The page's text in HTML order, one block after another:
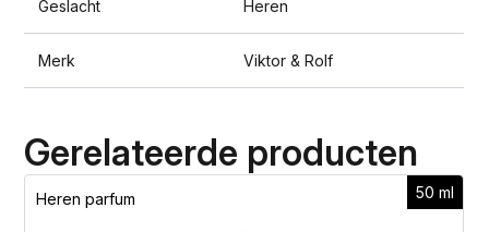
Geslacht Heren
Merk Viktor & Rolf
Gerelateerde producten
50 ml
Heren parfum